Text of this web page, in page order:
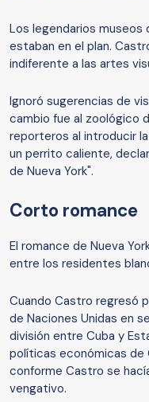
Los legendarios museos
estaban en el plan.
indiferente a las artes
Ignoró sugerencias de
cambio fue al zoológico
reporteros al introducir
un perrito caliente,
de Nueva York".
Corto romance
El romance de Nueva
entre los residentes
Cuando Castro regresó
de Naciones Unidas en
división entre Cuba y
políticas económicas de
conforme Castro se
vengativo.